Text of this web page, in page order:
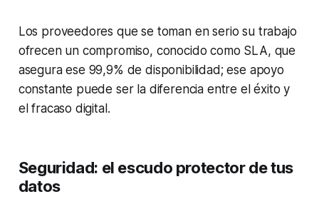
Los proveedores que se toman en serio su trabajo
ofrecen un compromiso, conocido como SLA, que
asegura ese 99,9% de disponibilidad; ese apoyo
constante puede ser la diferencia entre el éxito y
el fracaso digital.
Seguridad: el escudo protector de tus
datos